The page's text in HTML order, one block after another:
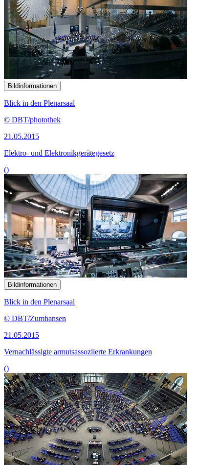
Bildinformationen
Blick in den Plenarsaal
© DBT/photothek
21.05.2015
Elektro- und Elektronikgerätegesetz
()
Bildinformationen
Blick in den Plenarsaal
© DBT/Zumbansen
21.05.2015
Vernachlässigte armutsassoziierte Erkrankungen
()